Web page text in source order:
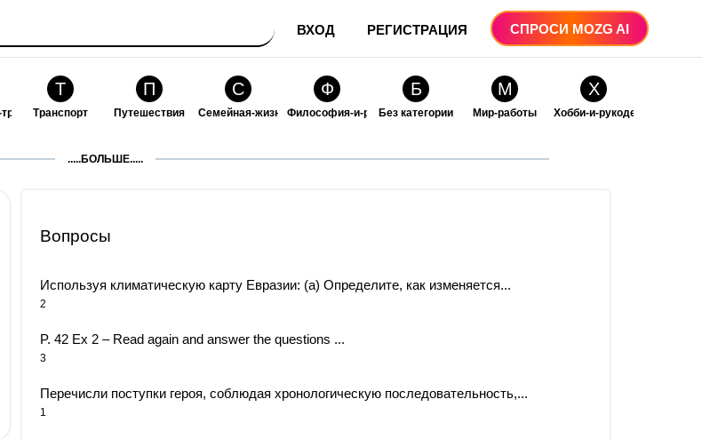
ВХОД РЕГИСТРАЦИЯ СПРОСИ MOZG AI
Т
Транспорт
П
Путешествия
С
Семейная-жизнь
Ф
Философия-и-религия
Б
Без категории
М
Мир-работы
Х
Хобби-и-рукоделие
.....БОЛЬШЕ.....
Вопросы
Используя климатическую карту Евразии: (а) Определите, как изменяется...
2
P. 42 Ex 2 – Read again and answer the questions ​...
3
Перечисли поступки героя, соблюдая хронологическую последовательность,...
1